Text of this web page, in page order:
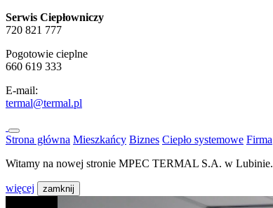
Serwis Ciepłowniczy
720 821 777
Pogotowie cieplne
660 619 333
E-mail:
termal@termal.pl
Strona główna Mieszkańcy Biznes Ciepło systemowe Firma
Witamy na nowej stronie MPEC TERMAL S.A. w Lubinie.
więcej zamknij